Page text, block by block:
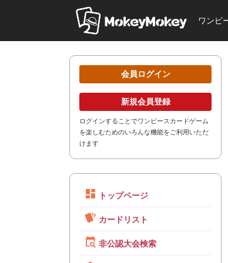
ワンピ
会員ログイン
新規会員登録
ログインすることでワンピースカードゲーム
を楽しむためのいろんな機能をご利用いただ
けます
トップページ
カードリスト
非公認大会検索